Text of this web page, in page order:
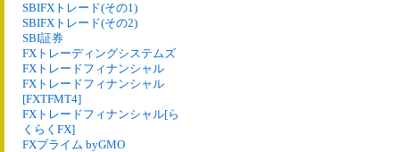
SBIFXトレード(その1)
SBIFXトレード(その2)
SBI証券
FXトレーディングシステムズ
FXトレードフィナンシャル
FXトレードフィナンシャル
[FXTFMT4]
FXトレードフィナンシャル[ら
くらくFX]
FXプライム byGMO